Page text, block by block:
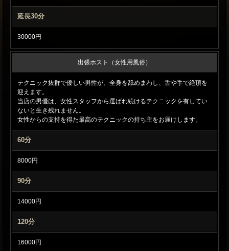
延長30分
30000円
出張ホスト（女性用風俗）
テクニック抜群で優しい男性が、全身を舐めまわし、舌や手で絶頂を
迎えます。
当店の男優は、女性スタッフから選ばれ続けるテクニックを有してい
ないと生き残れません。
女性からの支持を得た最高のテクニックの持ち主をお届けします。
60分
8000円
90分
14000円
120分
16000円